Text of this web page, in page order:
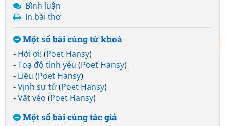
Bình luận
In bài thơ
Một số bài cùng từ khoá
- Hỡi ơi! (Poet Hansy)
-Toạ độ tình yêu (Poet Hansy)
- Liều (Poet Hansy)
-Vịnh sư tử(Poet Hansy)
-Vắt vẻo (Poet Hansy)
Một số bài cùng tác giả